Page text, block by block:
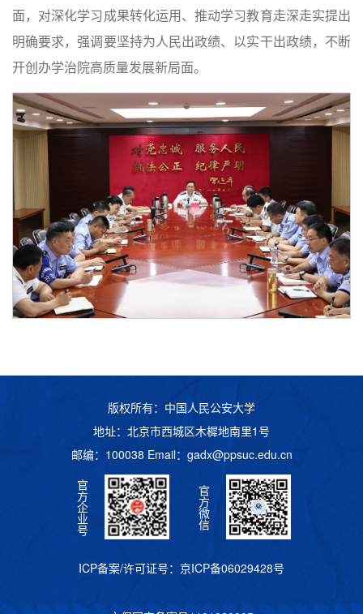
面，对深化学习成果转化运用、推动学习教育走深走实提出
明确要求，强调要坚持为人民出政绩、以实干出政绩，不断
开创办学治院高质量发展新局面。
版权所有：中国人民公安大学
地址：北京市西城区木樨地南里1号
邮编：100038 Email： gadx@ppsuc.edu.cn
官
方
企
业
号
官
方
微
信
ICP备案/许可证号： 京ICP备06029428号